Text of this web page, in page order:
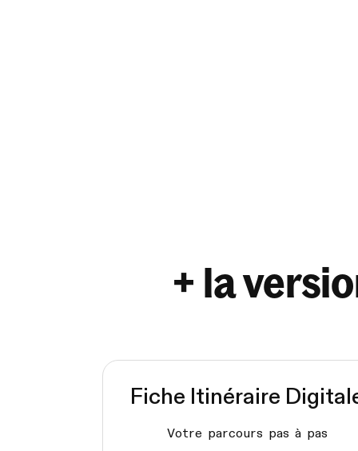
+ la
Fiche Itinéraire
Votre parcours pas à pas